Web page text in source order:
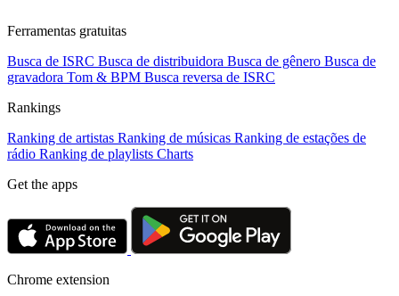
Ferramentas gratuitas
Busca de ISRC Busca de distribuidora Busca de gênero Busca de
gravadora Tom & BPM Busca reversa de ISRC
Rankings
Ranking de artistas Ranking de músicas Ranking de estações de
rádio Ranking de playlists Charts
Get the apps
Chrome extension